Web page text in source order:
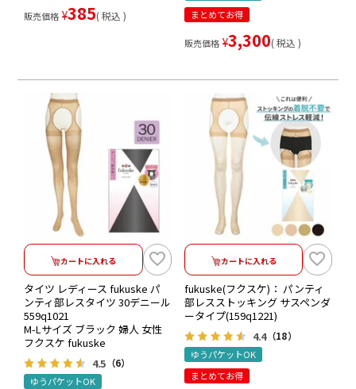
販売価格 ¥385 税込
まとめてお得
販売価格 ¥3,300 税込
カートに入れる
タイツ レディース fukuske パ
ンティ部レスタイツ 30デニール
559q1021
M-Lサイズ ブラック 婦人 女性
フクスケ fukuske
4.5 （6）
ゆうパケットOK
カートに入れる
fukuske(フクスケ)： パンティ
部レスストッキング サスペンダ
ータイプ(159q1221)
4.4（18）
ゆうパケットOK
まとめてお得